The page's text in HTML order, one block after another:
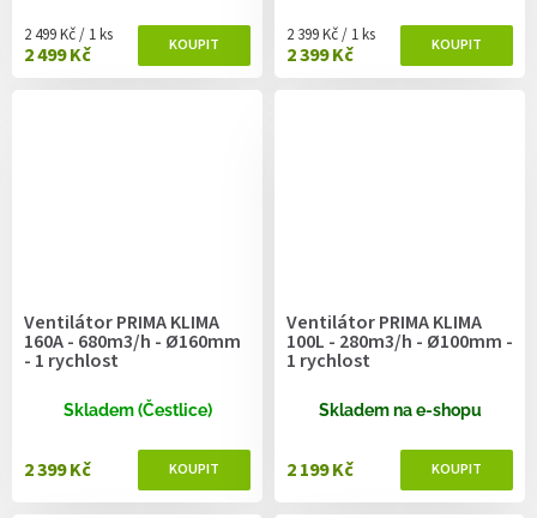
2 499 Kč
Měrná cena:
2 499 Kč / 1 ks
2 399 Kč
Měrná cena:
2 399 Kč / 1 ks
Ventilátor PRIMA KLIMA
160A - 680m3/h - Ø160mm
- 1 rychlost
Skladem (Čestlice)
2 399 Kč
Ventilátor PRIMA KLIMA
100L - 280m3/h - Ø100mm -
1 rychlost
Skladem na e-shopu
2 199 Kč